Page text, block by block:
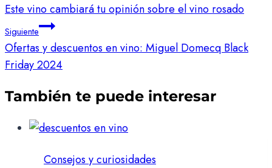
de
entradas
Este vino cambiará tu opinión sobre el vino rosado
Siguiente
Ofertas y descuentos en vino: Miguel Domecq Black
Friday 2024
También te puede interesar
Consejos y curiosidades